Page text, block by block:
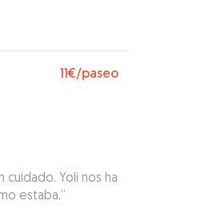
11€/paseo
cuidado. Yoli nos ha
estaba.”